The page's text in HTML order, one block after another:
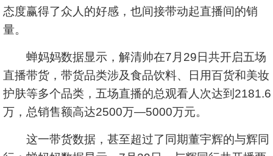
态度赢得了众人的好感，也间接带动起直播间的销
量。
蝉妈妈数据显示，解清帅在7月29日共开启五场
直播带货，带货品类涉及食品饮料、日用百货和美妆
护肤等多个品类，五场直播的总观看人次达到2181.6
万，总销售额高达2500万—5000万元。
这一带货数据，甚至超过了同期董宇辉的与辉同